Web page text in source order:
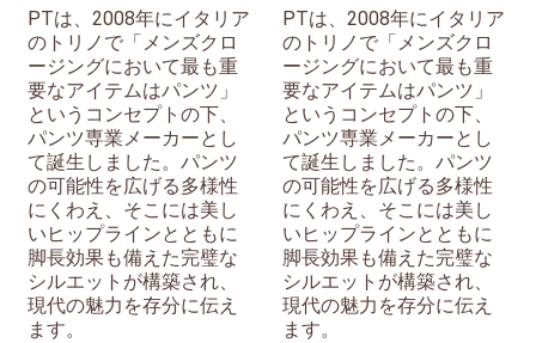
PTは、2008年にイタリア
のトリノで「メンズクロ
ージングにおいて最も重
要なアイテムはパンツ」
というコンセプトの下、
パンツ専業メーカーとし
て誕生しました。パンツ
の可能性を広げる多様性
にくわえ、そこには美し
いヒップラインとともに
脚長効果も備えた完璧な
シルエットが構築され、
現代の魅力を存分に伝え
ます。
PTは、2008年にイタリア
のトリノで「メンズクロ
ージングにおいて最も重
要なアイテムはパンツ」
というコンセプトの下、
パンツ専業メーカーとし
て誕生しました。パンツ
の可能性を広げる多様性
にくわえ、そこには美し
いヒップラインとともに
脚長効果も備えた完璧な
シルエットが構築され、
現代の魅力を存分に伝え
ます。